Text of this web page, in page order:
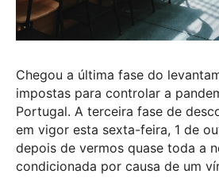
Chegou a última fase do
impostas para controlar a
Portugal. A terceira fase de
em vigor esta sexta-feira, 1 de
depois de vermos quase toda a
condicionada por causa de um